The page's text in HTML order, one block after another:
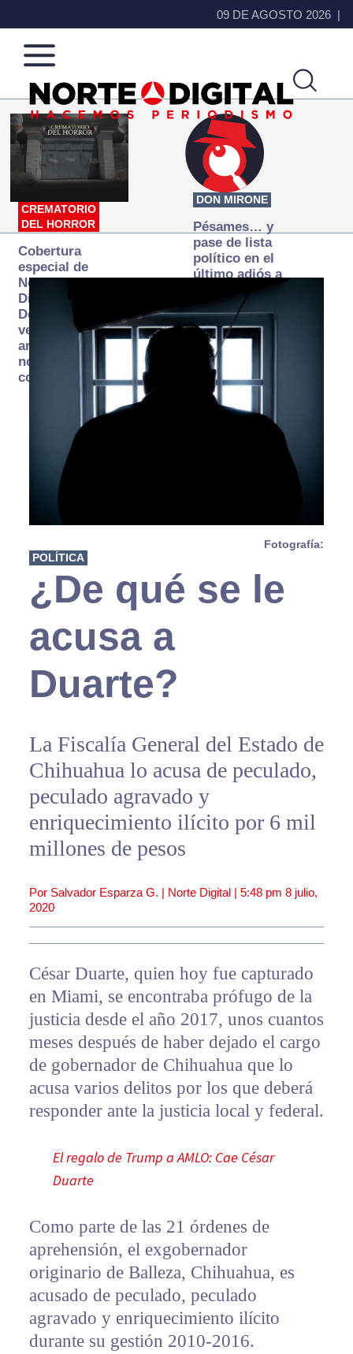
09 DE AGOSTO 2026
Norte
de
Ciudad
Más
que
noticias,
hacemos periodismo
CREMATORIO
DEL HORROR
Cobertura
especial de
Norte
Digital:
Donde la
verdad
arde… pero
no se
consume
DON MIRONE
Pésames… y
pase de lista
político en el
último adiós a
Papá Grande
Fotografía:
POLÍTICA
¿De qué se le
acusa a
Duarte?
La Fiscalía General del Estado de
Chihuahua lo acusa de peculado,
peculado agravado y
enriquecimiento ilícito por 6 mil
millones de pesos
Por Salvador Esparza G. | Norte Digital | 5:48 pm 8 julio,
2020
César Duarte, quien hoy fue capturado
en Miami, se encontraba prófugo de la
justicia desde el año 2017, unos cuantos
meses después de haber dejado el cargo
de gobernador de Chihuahua que lo
acusa varios delitos por los que deberá
responder ante la justicia local y federal.
El regalo de Trump a AMLO: Cae César
Duarte
Como parte de las 21 órdenes de
aprehensión, el exgobernador
originario de Balleza, Chihuahua, es
acusado de peculado, peculado
agravado y enriquecimiento ilícito
durante su gestión 2010-2016.